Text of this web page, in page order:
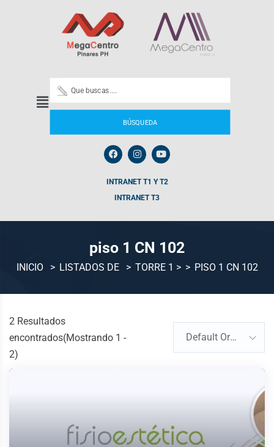
BÚSQUEDA
INTRANET T1 Y T2
INTRANET T3
piso 1 CN 102
INICIO LISTADOS DE TORRE 1 > PISO 1 CN 102
2 Resultados
encontrados(Mostrando 1 -
2)
Default Order